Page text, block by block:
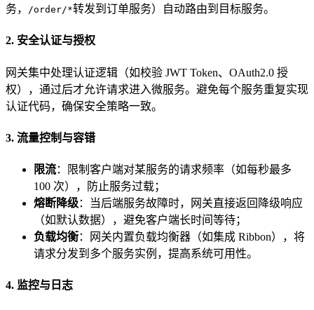
务，
/order/*转发到订单服务）自动路由到目标服务。
2. 安全认证与授权
网关集中处理认证逻辑（如校验 JWT Token、OAuth2.0 授
权），通过后才允许请求进入微服务。避免每个服务重复实现
认证代码，确保安全策略一致。
3. 流量控制与容错
限流：限制客户端对某服务的请求频率（如每秒最多
100 次），防止服务过载；
熔断降级：当后端服务故障时，网关直接返回降级响应
（如默认数据），避免客户端长时间等待；
负载均衡：网关内置负载均衡器（如集成 Ribbon），将
请求分发到多个服务实例，提高系统可用性。
4. 监控与日志